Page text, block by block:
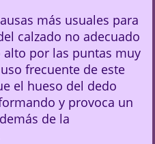
más usuales para
calzado no adecuado
por las puntas muy
frecuente de este
el hueso del dedo
y provoca un
de la